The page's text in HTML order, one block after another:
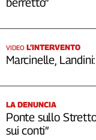
VIDEO L’INTERVENTO
Marcinelle,
LA DENUNCIA
Ponte sullo
sui conti”